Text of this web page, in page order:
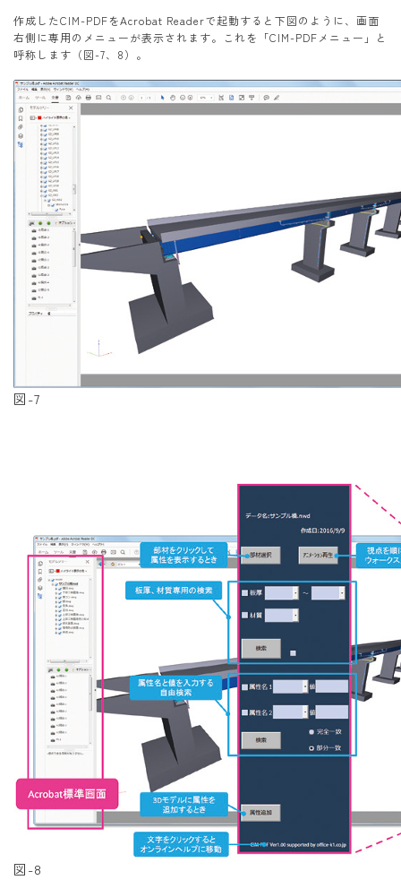
作成したCIM-PDFをAcrobat Readerで起動すると下図のように、画面
右側に専用のメニューが表示されます。これを「CIM-PDFメニュー」と
呼称します（図-7、8）。
図-7
図-8